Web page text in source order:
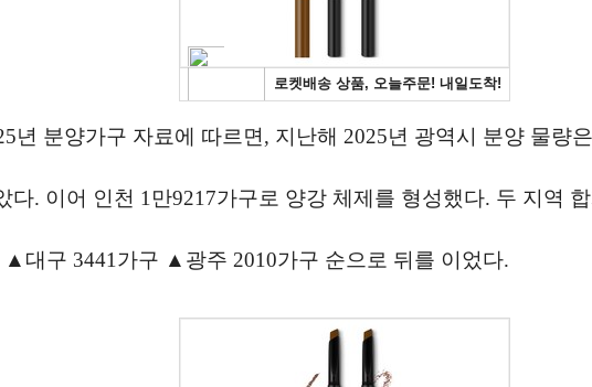
년 분양가구 자료에 따르면, 지난해 2025년 광역시 분양 물량
. 이어 인천 1만9217가구로 양강 체제를 형성했다. 두 지역
대구 3441가구 ▲광주 2010가구 순으로 뒤를 이었다.